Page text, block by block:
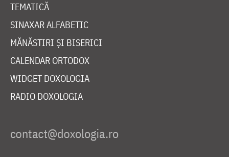
TEMATICĂ
SINAXAR ALFABETIC
MĂNĂSTIRI ȘI BISERICI
CALENDAR ORTODOX
WIDGET DOXOLOGIA
RADIO DOXOLOGIA